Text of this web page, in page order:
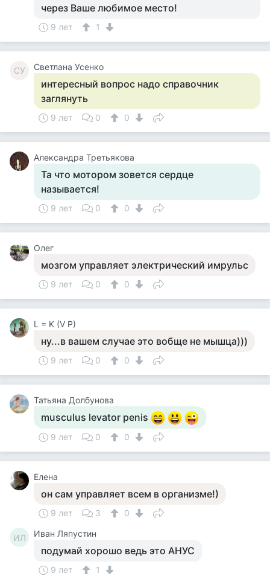
через Ваше любимое место!
9 лет 1
СУ Светлана Усенко
интересный вопрос надо справочник
заглянуть
9 лет 0 0
Александра Третьякова
Та что мотором зовется сердце
называется!
9 лет 0 0
Олег
мозгом управляет электрический имрульс
9 лет 0 0
L = K (V P)
ну...в вашем случае это вобще не мышца)))
9 лет 0 0
Татьяна Долбунова
musculus levator penis
9 лет 0 0
Елена
он сам управляет всем в организме!)
9 лет 3 0
ИЛ Иван Ляпустин
подумай хорошо ведь это АНУС
9 лет
1